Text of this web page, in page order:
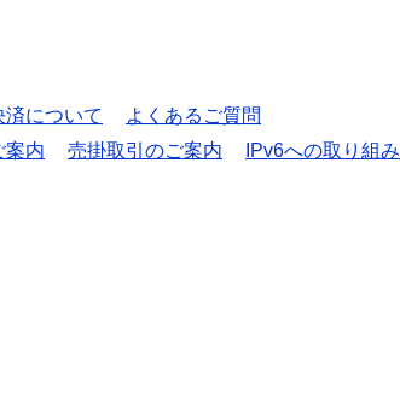
済について
よくあるご質問
案内 売掛取引のご案内
IPv6への取り組み